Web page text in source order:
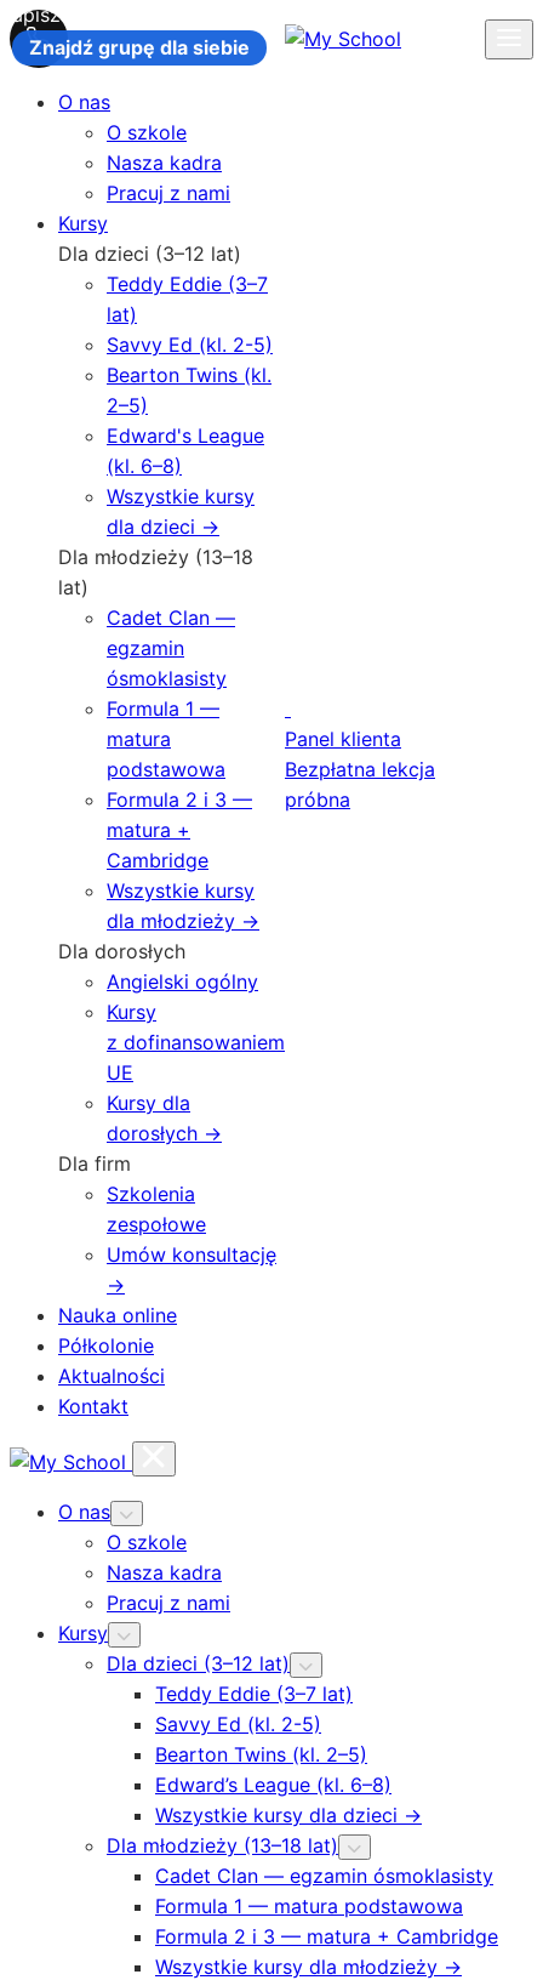
Zapisz się na kurs na rok szkolny 2026-2027
Znajdź grupę dla siebie
O nas
O szkole
Nasza kadra
Pracuj z nami
Kursy
Dla dzieci (3–12 lat)
Teddy Eddie (3–7
lat)
Savvy Ed (kl. 2-5)
Bearton Twins (kl.
2–5)
Edward's League
(kl. 6–8)
Wszystkie kursy
dla dzieci →
Dla młodzieży (13–18
lat)
Cadet Clan —
egzamin
ósmoklasisty
Formula 1 —
matura
podstawowa
Formula 2 i 3 —
matura +
Cambridge
Wszystkie kursy
dla młodzieży →
Dla dorosłych
Angielski ogólny
Kursy
z dofinansowaniem
UE
Kursy dla
dorosłych →
Dla firm
Szkolenia
zespołowe
Umów konsultację
→
Nauka online
Półkolonie
Aktualności
Kontakt
Panel klienta
Bezpłatna lekcja
próbna
O nas
O szkole
Nasza kadra
Pracuj z nami
Kursy
Dla dzieci (3–12 lat)
Teddy Eddie (3–7 lat)
Savvy Ed (kl. 2-5)
Bearton Twins (kl. 2–5)
Edward’s League (kl. 6–8)
Wszystkie kursy dla dzieci →
Dla młodzieży (13–18 lat)
Cadet Clan — egzamin ósmoklasisty
Formula 1 — matura podstawowa
Formula 2 i 3 — matura + Cambridge
Wszystkie kursy dla młodzieży →